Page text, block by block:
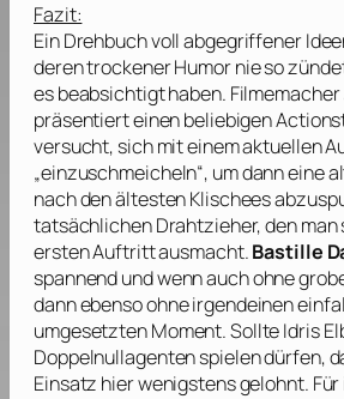
Fazit:
Ein Drehbuch voll abgegriffener
deren trockener Humor nie so
es beabsichtigt haben. Filmemacher
präsentiert einen beliebigen
versucht, sich mit einem aktuellen
„einzuschmeicheln“, um dann eine
nach den ältesten Klischees
tatsächlichen Drahtzieher, den man
ersten Auftritt ausmacht.Bastille
spannend und wenn auch ohne
dann ebenso ohne irgendeinen
umgesetzten Moment. SollteIdris
Doppelnullagenten spielen dürfen,
Einsatz hier wenigstens gelohnt.